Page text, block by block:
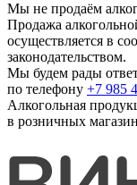
Мы не продаём
Продажа
осуществляется в
законодательством.
Мы будем рады
по телефону +7 985
Алкогольная
в розничных